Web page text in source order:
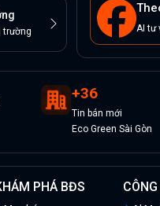
trường AI tư
+36
Tin bán mới
Eco Green Sài Gòn
PHÁ BĐS CÔNG